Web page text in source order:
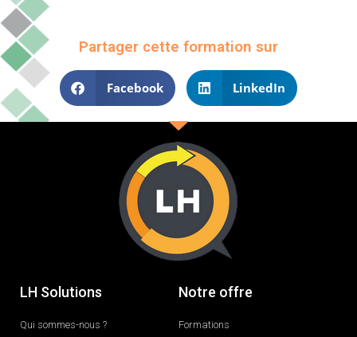
Partager cette formation sur
Facebook LinkedIn
LH Solutions
Qui sommes-nous ?
Notre offre
Formations